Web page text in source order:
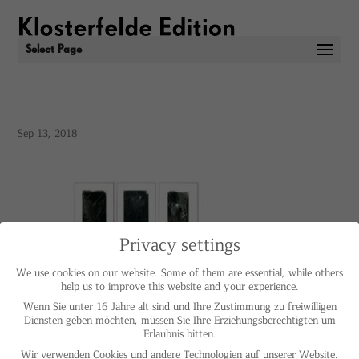
Select Page
Sep 13, 2018
Privacy settings
We use cookies on our website. Some of them are essential, while others
help us to improve this website and your experience.
Wenn Sie unter 16 Jahre alt sind und Ihre Zustimmung zu freiwilligen
Diensten geben möchten, müssen Sie Ihre Erziehungsberechtigten um
Erlaubnis bitten.
Wir verwenden Cookies und andere Technologien auf unserer Website.